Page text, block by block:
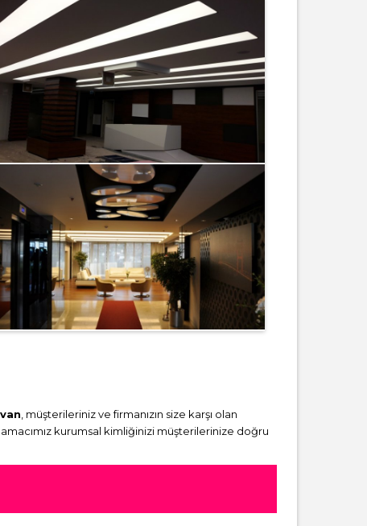
, müşterileriniz ve firmanızın size karşı olan
kurumsal kimliğinizi müşterilerinize doğru